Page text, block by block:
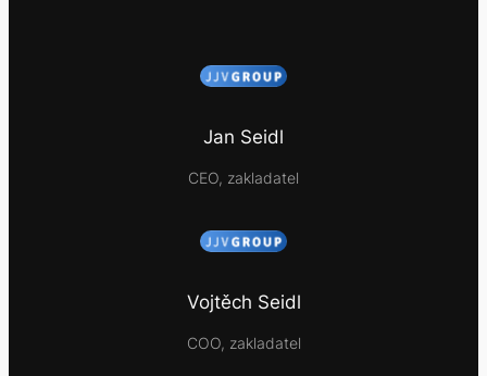
Jan Seidl
CEO, zakladatel
Vojtěch Seidl
COO, zakladatel